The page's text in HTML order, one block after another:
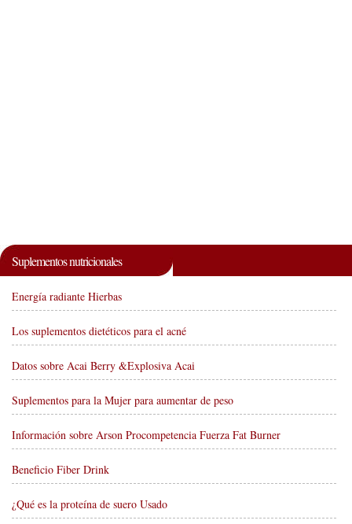
Suplementos nutricionales
Energía radiante Hierbas
Los suplementos dietéticos para el acné
Datos sobre Acai Berry &Explosiva Acai
Suplementos para la Mujer para aumentar de peso
Información sobre Arson Procompetencia Fuerza Fat Burner
Beneficio Fiber Drink
¿Qué es la proteína de suero Usado